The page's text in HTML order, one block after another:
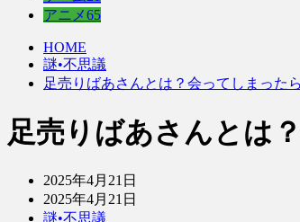
アニメ65
HOME
謎•不思議
足売りばあさんとは？会ってしまった
足売りばあさんとは
2025年4月21日
2025年4月21日
謎•不思議